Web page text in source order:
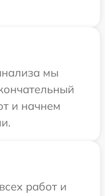
мы
и начнем
работ и